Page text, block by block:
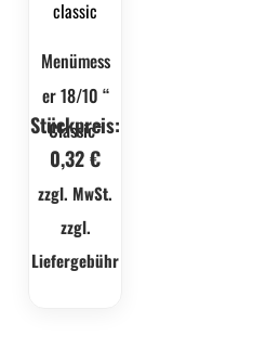
Menümess
er 18/10 “
Classic“
Stückpreis:
0,32€
zzgl. MwSt.
zzgl.
Liefergebühr